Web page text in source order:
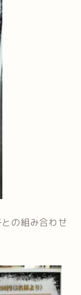
の組み合わせ